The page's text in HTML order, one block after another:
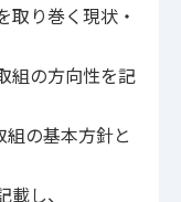
取り巻く現状・
組の方向性を記
の基本方針と
し、